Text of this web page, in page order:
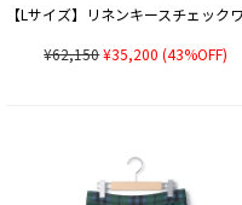
¥62,150¥35,200 (43%OFF)